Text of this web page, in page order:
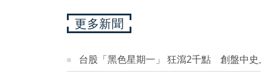
更多新聞
台股「黑色星期一」 狂瀉2千點 創盤中史